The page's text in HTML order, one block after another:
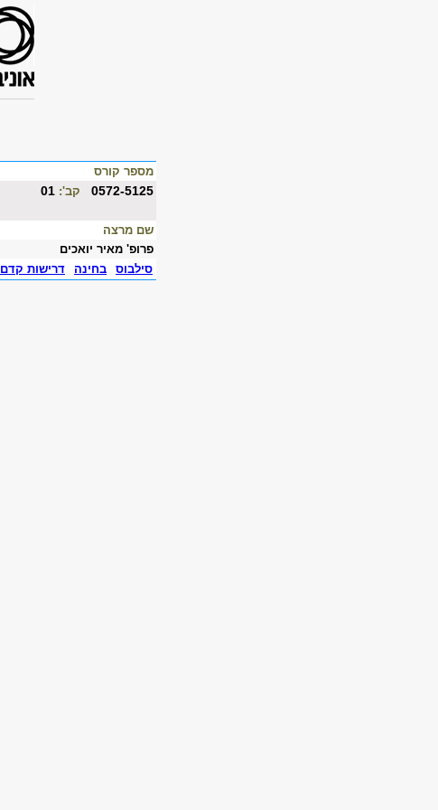
מספר קורס
0572-5125 קב':
שם מרצה
פרופ' מאיר יואכים
סילבוס
בחינה דרישות קדם